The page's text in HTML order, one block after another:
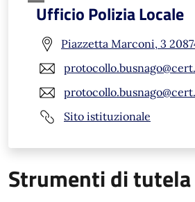
Ufficio Polizia Locale
Piazzetta Marconi, 3
Sito istituzionale
Strumenti di tutela